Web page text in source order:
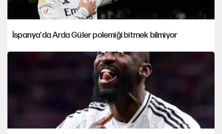
İspanya'da Arda Güler polemiği bitmek bilmiyor